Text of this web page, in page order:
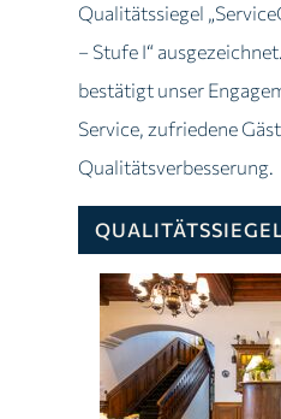
Qualitätssiegel
– Stufe I“
bestätigt unser
Service, zufriedene
Qualitätsverbesserung.